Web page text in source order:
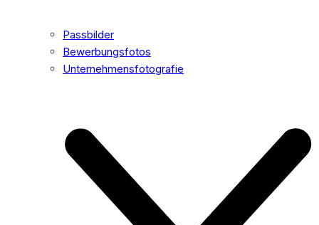
Passbilder
Bewerbungsfotos
Unternehmensfotografie